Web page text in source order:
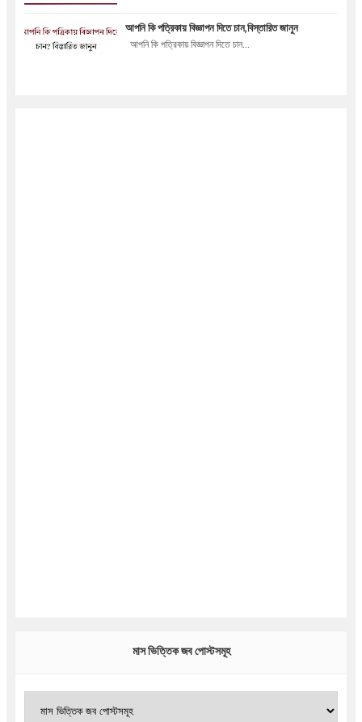
আপনি কি পত্রিকায় বিজ্ঞাপন দিতে চান,বিস্তারিত জানুন
আপনি কি পত্রিকায় বিজ্ঞাপন দিতে চান...
মাস ভিত্তিক জব পোস্টসমূহ